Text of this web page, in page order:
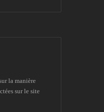
la manière
sur le site